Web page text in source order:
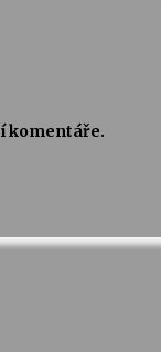
komentáře.